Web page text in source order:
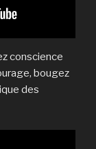
conscience
bougez
des